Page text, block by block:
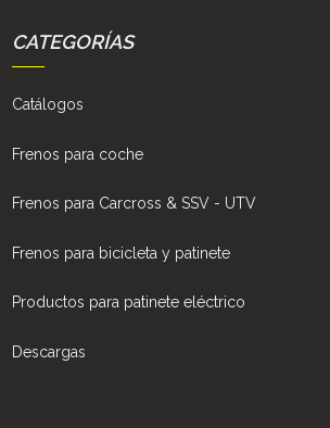
CATEGORÍAS
Catálogos
Frenos para coche
Frenos para Carcross & SSV - UTV
Frenos para bicicleta y patinete
Productos para patinete eléctrico
Descargas